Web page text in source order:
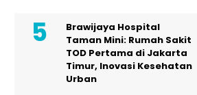
Brawijaya Hospital
Taman Mini: Rumah Sakit
TOD Pertama di Jakarta
Timur, Inovasi Kesehatan
Urban